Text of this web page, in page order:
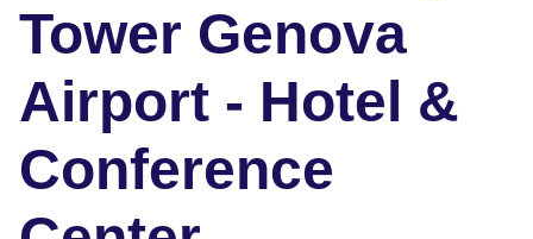
Tower Genova
Airport - Hotel &
Conference